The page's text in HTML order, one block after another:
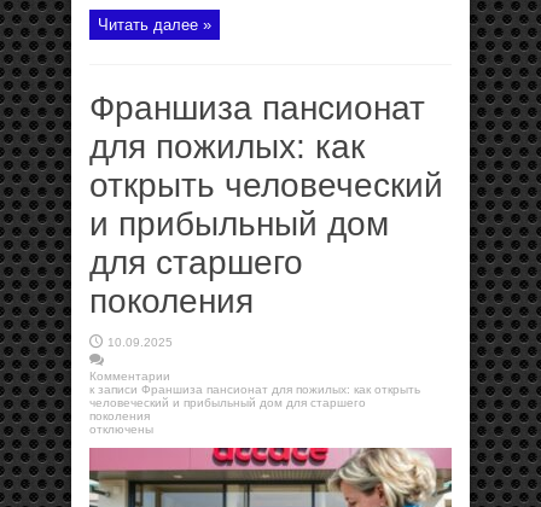
Читать далее »
Франшиза пансионат
для пожилых: как
открыть человеческий
и прибыльный дом
для старшего
поколения
10.09.2025
Комментарии
к записи Франшиза пансионат для пожилых: как открыть
человеческий и прибыльный дом для старшего
поколения
отключены